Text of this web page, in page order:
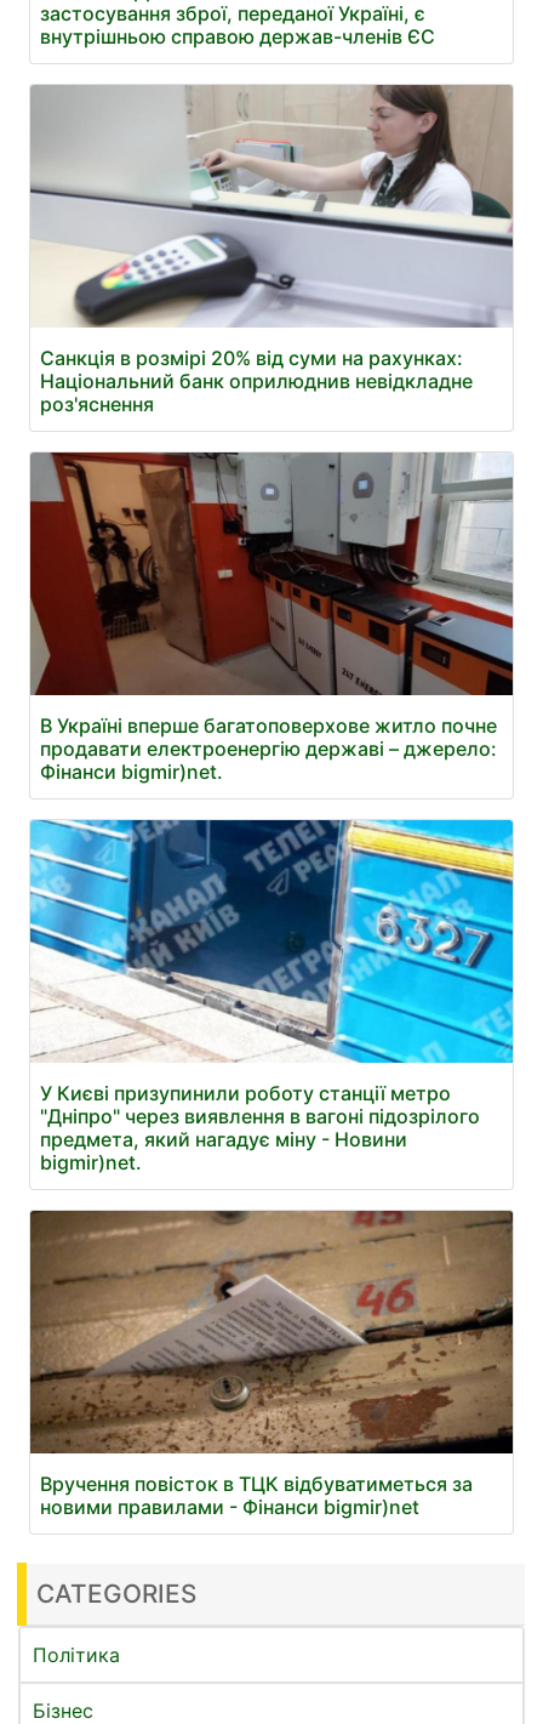
застосування зброї, переданої Україні, є
внутрішньою справою держав-членів ЄС
Санкція в розмірі 20% від суми на рахунках:
Національний банк оприлюднив невідкладне
роз'яснення
В Україні вперше багатоповерхове житло почне
продавати електроенергію державі – джерело:
Фінанси bigmir)net.
У Києві призупинили роботу станції метро
"Дніпро" через виявлення в вагоні підозрілого
предмета, який нагадує міну - Новини
bigmir)net.
Вручення повісток в ТЦК відбуватиметься за
новими правилами - Фінанси bigmir)net
CATEGORIES
Політика
Бізнес